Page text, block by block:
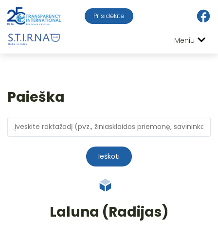
Prisidėkite
Meniu
Paieška
Ieškoti
Laluna (Radijas)